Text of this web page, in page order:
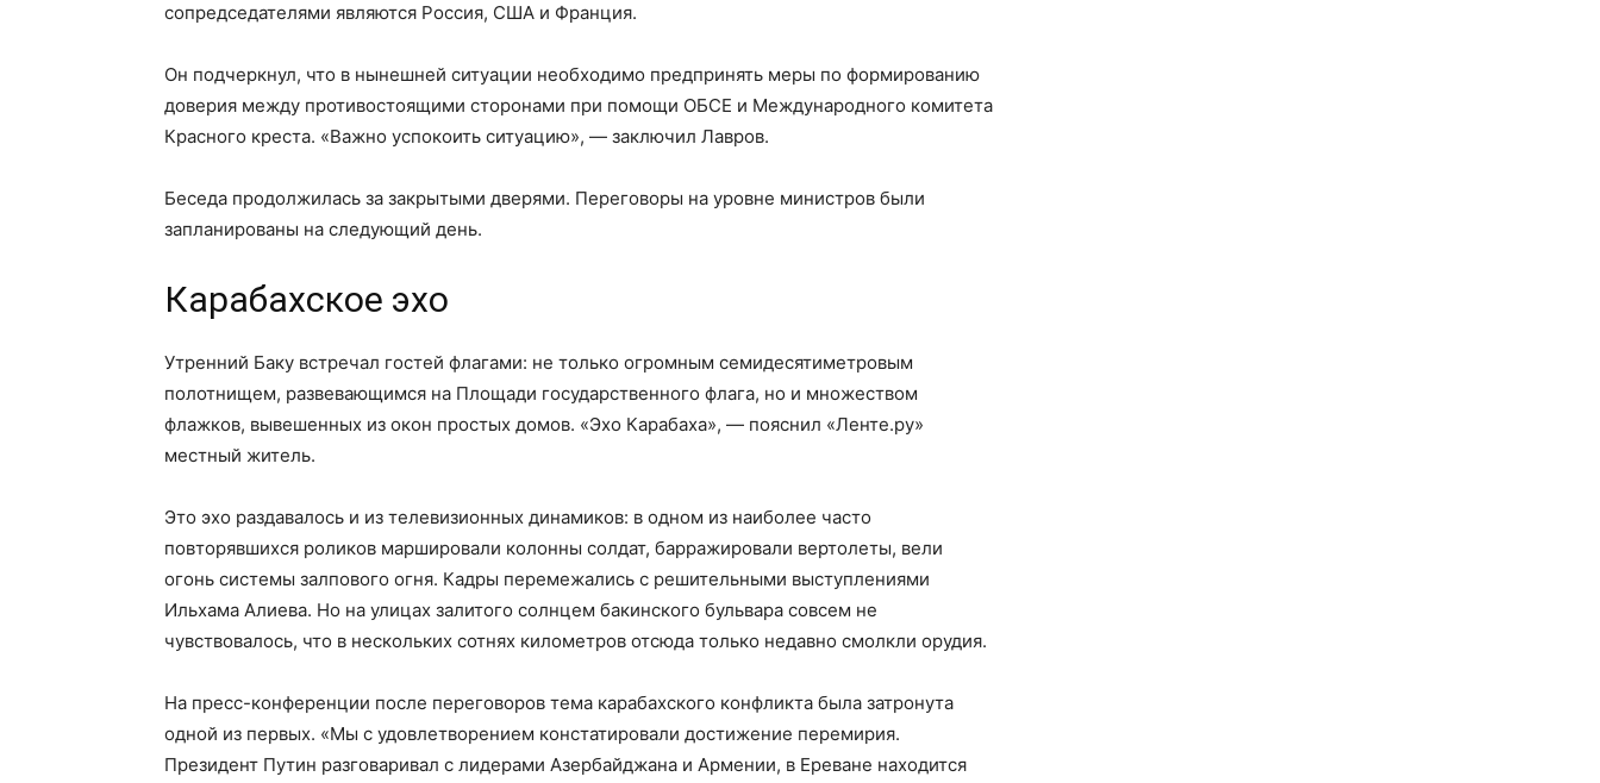
сопредседателями являются Россия, США и Франция.
Он подчеркнул, что в нынешней ситуации необходимо предпринять меры по формированию
доверия между противостоящими сторонами при помощи ОБСЕ и Международного комитета
Красного креста. «Важно успокоить ситуацию», — заключил Лавров.
Беседа продолжилась за закрытыми дверями. Переговоры на уровне министров были
запланированы на следующий день.
Карабахское эхо
Утренний Баку встречал гостей флагами: не только огромным семидесятиметровым
полотнищем, развевающимся на Площади государственного флага, но и множеством
флажков, вывешенных из окон простых домов. «Эхо Карабаха», — пояснил «Ленте.ру»
местный житель.
Это эхо раздавалось и из телевизионных динамиков: в одном из наиболее часто
повторявшихся роликов маршировали колонны солдат, барражировали вертолеты, вели
огонь системы залпового огня. Кадры перемежались с решительными выступлениями
Ильхама Алиева. Но на улицах залитого солнцем бакинского бульвара совсем не
чувствовалось, что в нескольких сотнях километров отсюда только недавно смолкли орудия.
На пресс-конференции после переговоров тема карабахского конфликта была затронута
одной из первых. «Мы с удовлетворением констатировали достижение перемирия.
Президент Путин разговаривал с лидерами Азербайджана и Армении, в Ереване находится